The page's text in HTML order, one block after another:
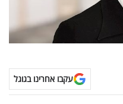
עקבו אחרינו בגוגל